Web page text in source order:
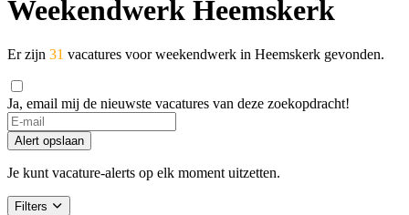
Weekendwerk Heemskerk
Er zijn 31 vacatures voor weekendwerk in Heemskerk gevonden.
Ja, email mij de nieuwste vacatures van deze zoekopdracht!
Alert opslaan
Je kunt vacature-alerts op elk moment uitzetten.
Filters